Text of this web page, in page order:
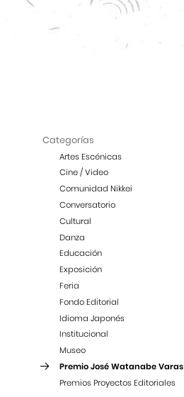
Categorías
Artes Escénicas
Cine / Video
Comunidad Nikkei
Conversatorio
Cultural
Danza
Educación
Exposición
Feria
Fondo Editorial
Idioma Japonés
Institucional
Museo
Premio José Watanabe Varas
Premios Proyectos Editoriales